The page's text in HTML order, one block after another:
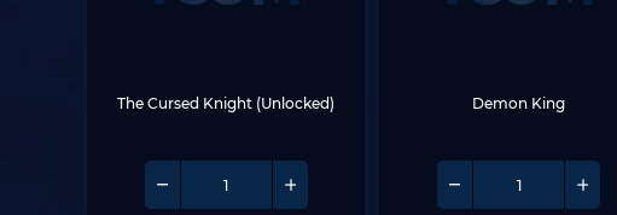
The Cursed Knight (Unlocked) Demon King